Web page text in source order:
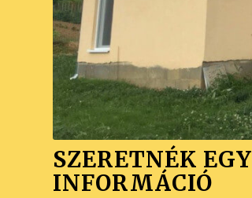
SZERETNÉK EGY
INFORMÁCIÓ